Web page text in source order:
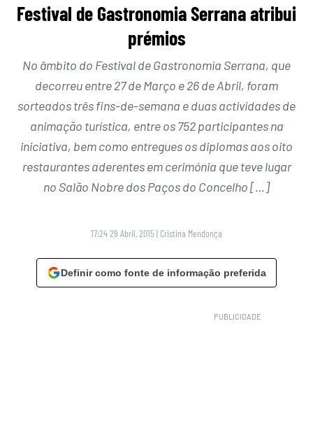
Festival de Gastronomia Serrana atribui
prémios
No âmbito do Festival de Gastronomia Serrana, que
decorreu entre 27 de Março e 26 de Abril, foram
sorteados três fins-de-semana e duas actividades de
animação turística, entre os 752 participantes na
iniciativa, bem como entregues os diplomas aos oito
restaurantes aderentes em cerimónia que teve lugar
no Salão Nobre dos Paços do Concelho […]
17:24 29 Abril, 2015 | Cristina Mendonça
Definir como fonte de informação preferida